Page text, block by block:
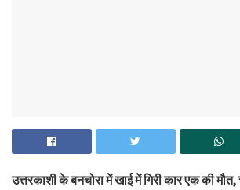
उत्तरकाशी के बनचोरा में खाई में गिरी कार एक की